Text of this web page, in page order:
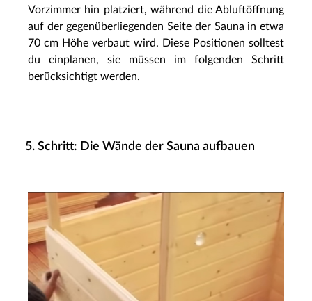
Vorzimmer hin platziert, während die Abluftöffnung
auf der gegenüberliegenden Seite der Sauna in etwa
70 cm Höhe verbaut wird. Diese Positionen solltest
du einplanen, sie müssen im folgenden Schritt
berücksichtigt werden.
5. Schritt: Die Wände der Sauna aufbauen